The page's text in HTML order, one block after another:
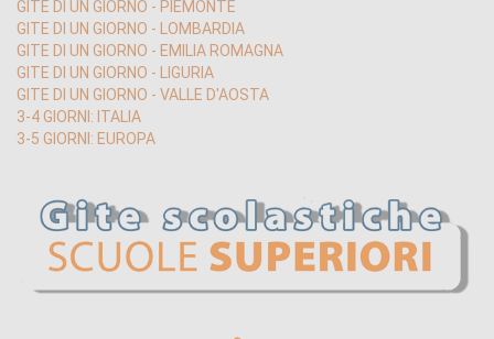
GITE DI UN GIORNO - PIEMONTE
GITE DI UN GIORNO - LOMBARDIA
GITE DI UN GIORNO - EMILIA ROMAGNA
GITE DI UN GIORNO - LIGURIA
GITE DI UN GIORNO - VALLE D'AOSTA
3-4 GIORNI: ITALIA
3-5 GIORNI: EUROPA